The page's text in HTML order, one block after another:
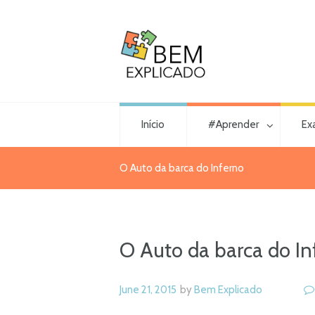
Início #Aprender
O Auto da barca do Inferno
O Auto da barca do
June 21, 2015 byBem Explicado